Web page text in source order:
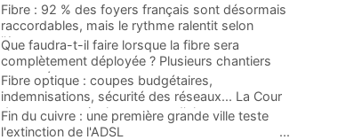
Fibre : 92 % des foyers français sont désormais
raccordables, mais le rythme ralentit selon
l'Arcep
Que faudra-t-il faire lorsque la fibre sera
complètement déployée ? Plusieurs chantiers
proposés
Fibre optique : coupes budgétaires,
indemnisations, sécurité des réseaux... La Cour
des comptes tire la sonnette d'alarme
Fin du cuivre : une première grande ville teste
l'extinction de l'ADSL
...